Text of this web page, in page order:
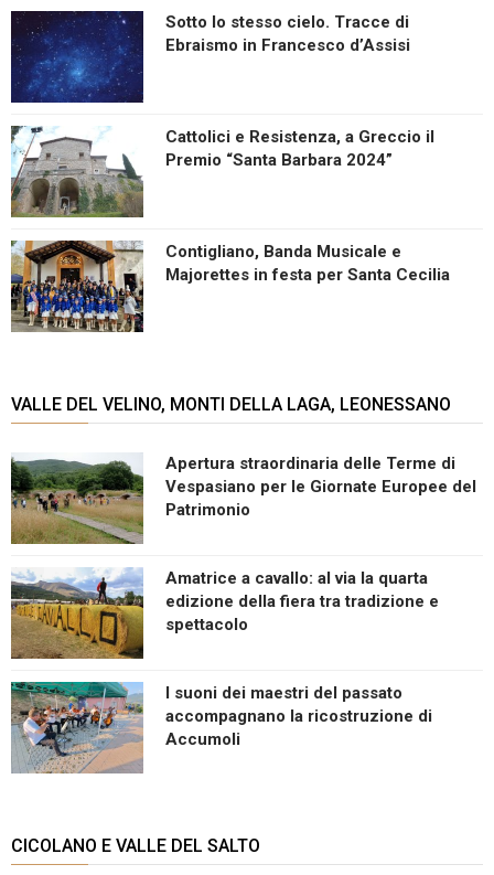
Sotto lo stesso cielo. Tracce di
Ebraismo in Francesco d’Assisi
Cattolici e Resistenza, a Greccio il
Premio “Santa Barbara 2024”
Contigliano, Banda Musicale e
Majorettes in festa per Santa Cecilia
VALLE DEL VELINO, MONTI DELLA LAGA, LEONESSANO
Apertura straordinaria delle Terme di
Vespasiano per le Giornate Europee del
Patrimonio
Amatrice a cavallo: al via la quarta
edizione della fiera tra tradizione e
spettacolo
I suoni dei maestri del passato
accompagnano la ricostruzione di
Accumoli
CICOLANO E VALLE DEL SALTO